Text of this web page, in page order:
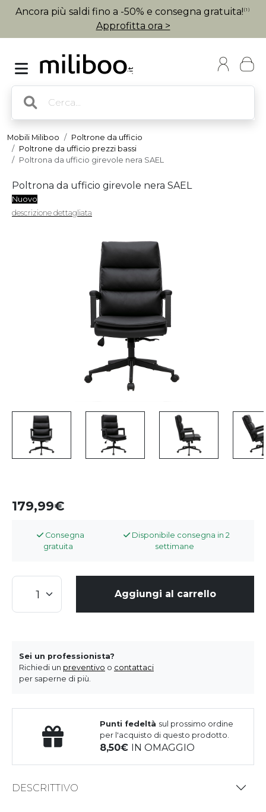
Ancora più saldi fino a -50% e consegna gratuita! (1)
Approfitta ora >
Mobili Miliboo
Poltrone da ufficio
Poltrone da ufficio prezzi bassi
Poltrona da ufficio girevole nera SAEL
Poltrona da ufficio girevole nera SAEL
Nuovo
descrizione dettagliata
179,99
Consegna
gratuita
Disponibile consegna in 2
settimane
Aggiungi al carrello
Sei un professionista?
Richiedi un preventivo o contattaci
per saperne di più.
Punti fedeltà sul prossimo ordine
per l'acquisto di questo prodotto.
8,50 IN OMAGGIO
DESCRITTIVO